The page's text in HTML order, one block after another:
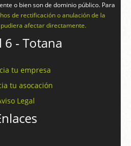
o bien son de dominio público. Para
de rectificación o anulación de la
afectar directamente.
6 - Totana
tu empresa
tu asocación
Legal